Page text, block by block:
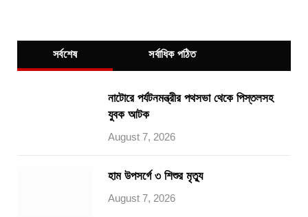
সর্বশেষ সর্বাধিক পঠিত
নাটোরে পর্যটনমন্ত্রীর পথসভা থেকে পিস্তলসহ
যুবক আটক
August 7, 2026
হাম উপসর্গে ৩ শিশুর মৃত্যু
August 7, 2026